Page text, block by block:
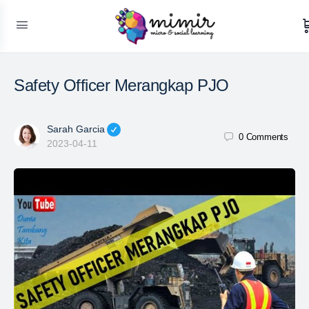
Safety Officer Merangkap PJO
Sarah Garcia
2023-04-11
0 Comments